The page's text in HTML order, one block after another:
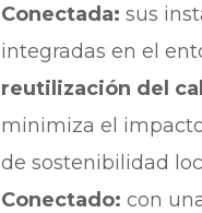
Conectada: sus
integradas en el
reutilización del
minimiza el
de sostenibilidad
Conectado: con